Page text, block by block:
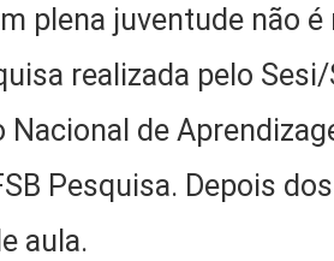
plena juventude não
realizada pelo
de
Pesquisa. Depois
aula.